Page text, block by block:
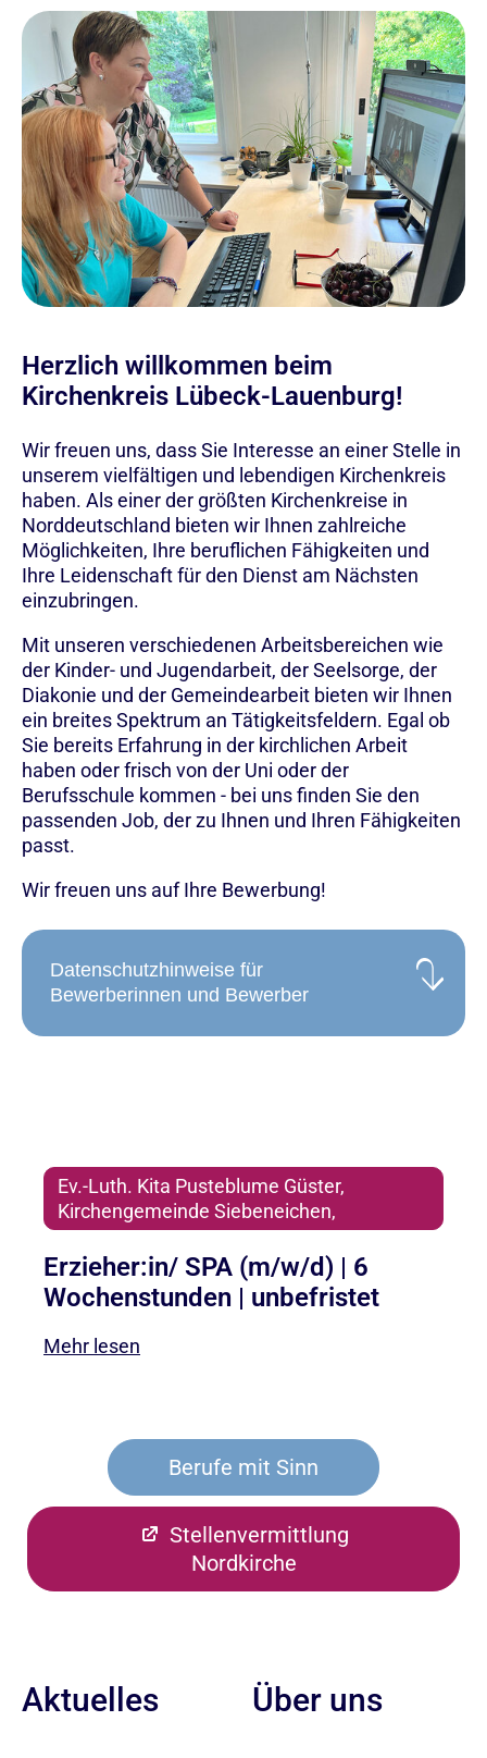
Herzlich willkommen beim
Kirchenkreis Lübeck-Lauenburg!
Wir freuen uns, dass Sie Interesse an einer Stelle in
unserem vielfältigen und lebendigen Kirchenkreis
haben. Als einer der größten Kirchenkreise in
Norddeutschland bieten wir Ihnen zahlreiche
Möglichkeiten, Ihre beruflichen Fähigkeiten und
Ihre Leidenschaft für den Dienst am Nächsten
einzubringen.
Mit unseren verschiedenen Arbeitsbereichen wie
der Kinder- und Jugendarbeit, der Seelsorge, der
Diakonie und der Gemeindearbeit bieten wir Ihnen
ein breites Spektrum an Tätigkeitsfeldern. Egal ob
Sie bereits Erfahrung in der kirchlichen Arbeit
haben oder frisch von der Uni oder der
Berufsschule kommen - bei uns finden Sie den
passenden Job, der zu Ihnen und Ihren Fähigkeiten
passt.
Wir freuen uns auf Ihre Bewerbung!
Datenschutzhinweise für
Bewerberinnen und Bewerber
Ev.-Luth. Kita Pusteblume Güster,
Kirchengemeinde Siebeneichen,
Erzieher:in/ SPA (m/w/d) | 6
Wochenstunden | unbefristet
Mehr lesen
Berufe mit Sinn
Stellenvermittlung
Nordkirche
Aktuelles Über uns